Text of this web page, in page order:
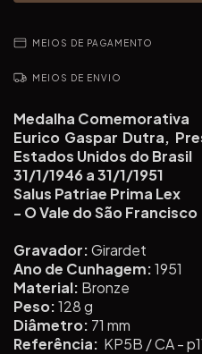
MEIOS DE PAGAMENTO
MEIOS DE ENVIO
Medalha Comemorativa
Eurico Gaspar Dutra,
Estados Unidos do Brasil
31/1/1946 a 31/1/1951
Salus Patriae Prima Lex
- O Vale do São Francisco
Gravador:Girardet
Ano de Cunhagem:1951
Material: Bronze
Peso:128 g
Diâmetro: 71 mm
Referência: KP5B / CA -